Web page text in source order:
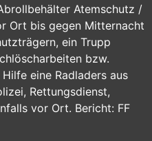
Atemschutz /
Ort bis gegen Mitternacht
ein Trupp
bzw.
eine Radladers aus
Rettungsdienst,
vor Ort. Bericht: FF